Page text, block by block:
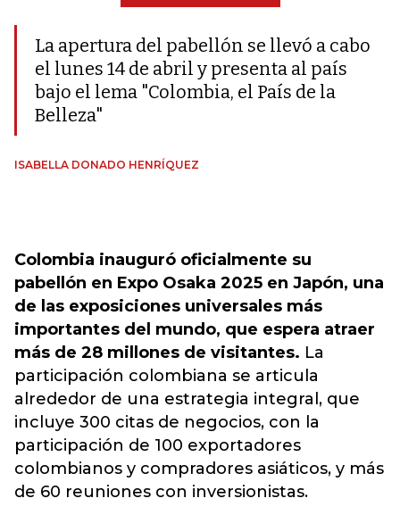
La apertura del pabellón se llevó a cabo
el lunes 14 de abril y presenta al país
bajo el lema "Colombia, el País de la
Belleza"
ISABELLA DONADO HENRÍQUEZ
Colombia inauguró oficialmente su
pabellón en Expo Osaka 2025 en Japón, una
de las exposiciones universales más
importantes del mundo, que espera atraer
más de 28 millones de visitantes. La
participación colombiana se articula
alrededor de una estrategia integral, que
incluye 300 citas de negocios, con la
participación de 100 exportadores
colombianos y compradores asiáticos, y más
de 60 reuniones con inversionistas.